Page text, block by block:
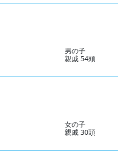
男の子
親戚 54頭
女の子
親戚 30頭